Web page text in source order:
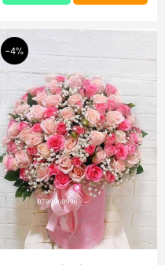
-4%